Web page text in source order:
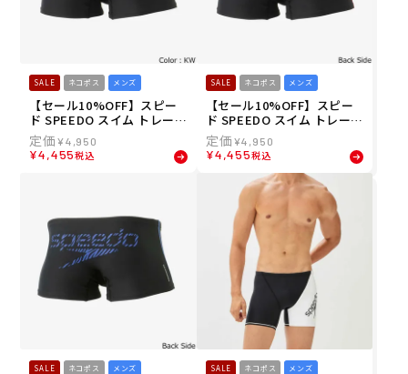
SALE ネコポス メンズ
【セール10%OFF】スピー
ド SPEEDO スイム トレーニ
ング 競泳 水着 ゼブラ スタ
ック ターンズ ボックス Zeb
ra Stack TurnS Box ST524
¥4,950
¥4,455税込
SALE ネコポス メンズ
【セール10%OFF】スピー
ド SPEEDO スイム トレーニ
ング 競泳 水着 ゼブラ スタ
ック ターンズ ボックス Zeb
ra Stack TurnS Box ST524
10-KR メンズ 男性 24S1 春
¥4,950
¥4,455税込
SALE ネコポス メンズ SALE ネコポス メンズ